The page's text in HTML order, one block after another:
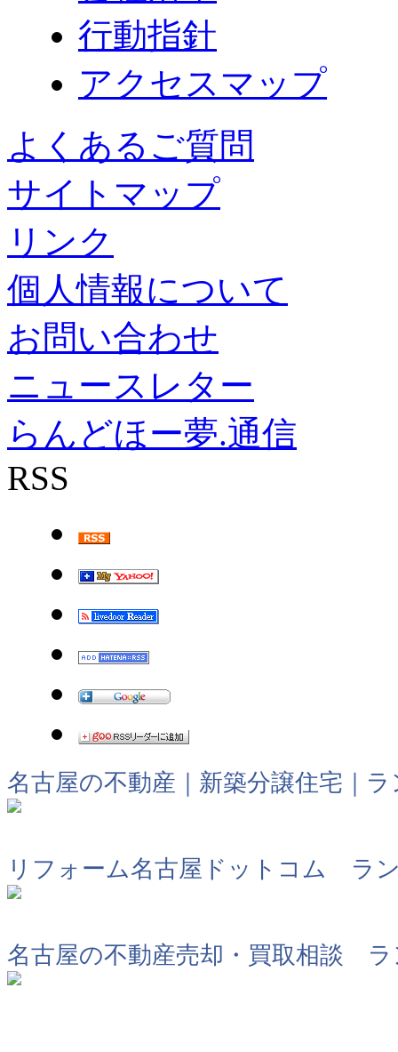
行動指針
アクセスマップ
よくあるご質問
サイトマップ
リンク
個人情報について
お問い合わせ
ニュースレター
らんどほー夢.通信
RSS
名古屋の不動産｜新築分譲住宅｜
リフォーム名古屋ドットコム ラ
名古屋の不動産売却・買取相談 ラ